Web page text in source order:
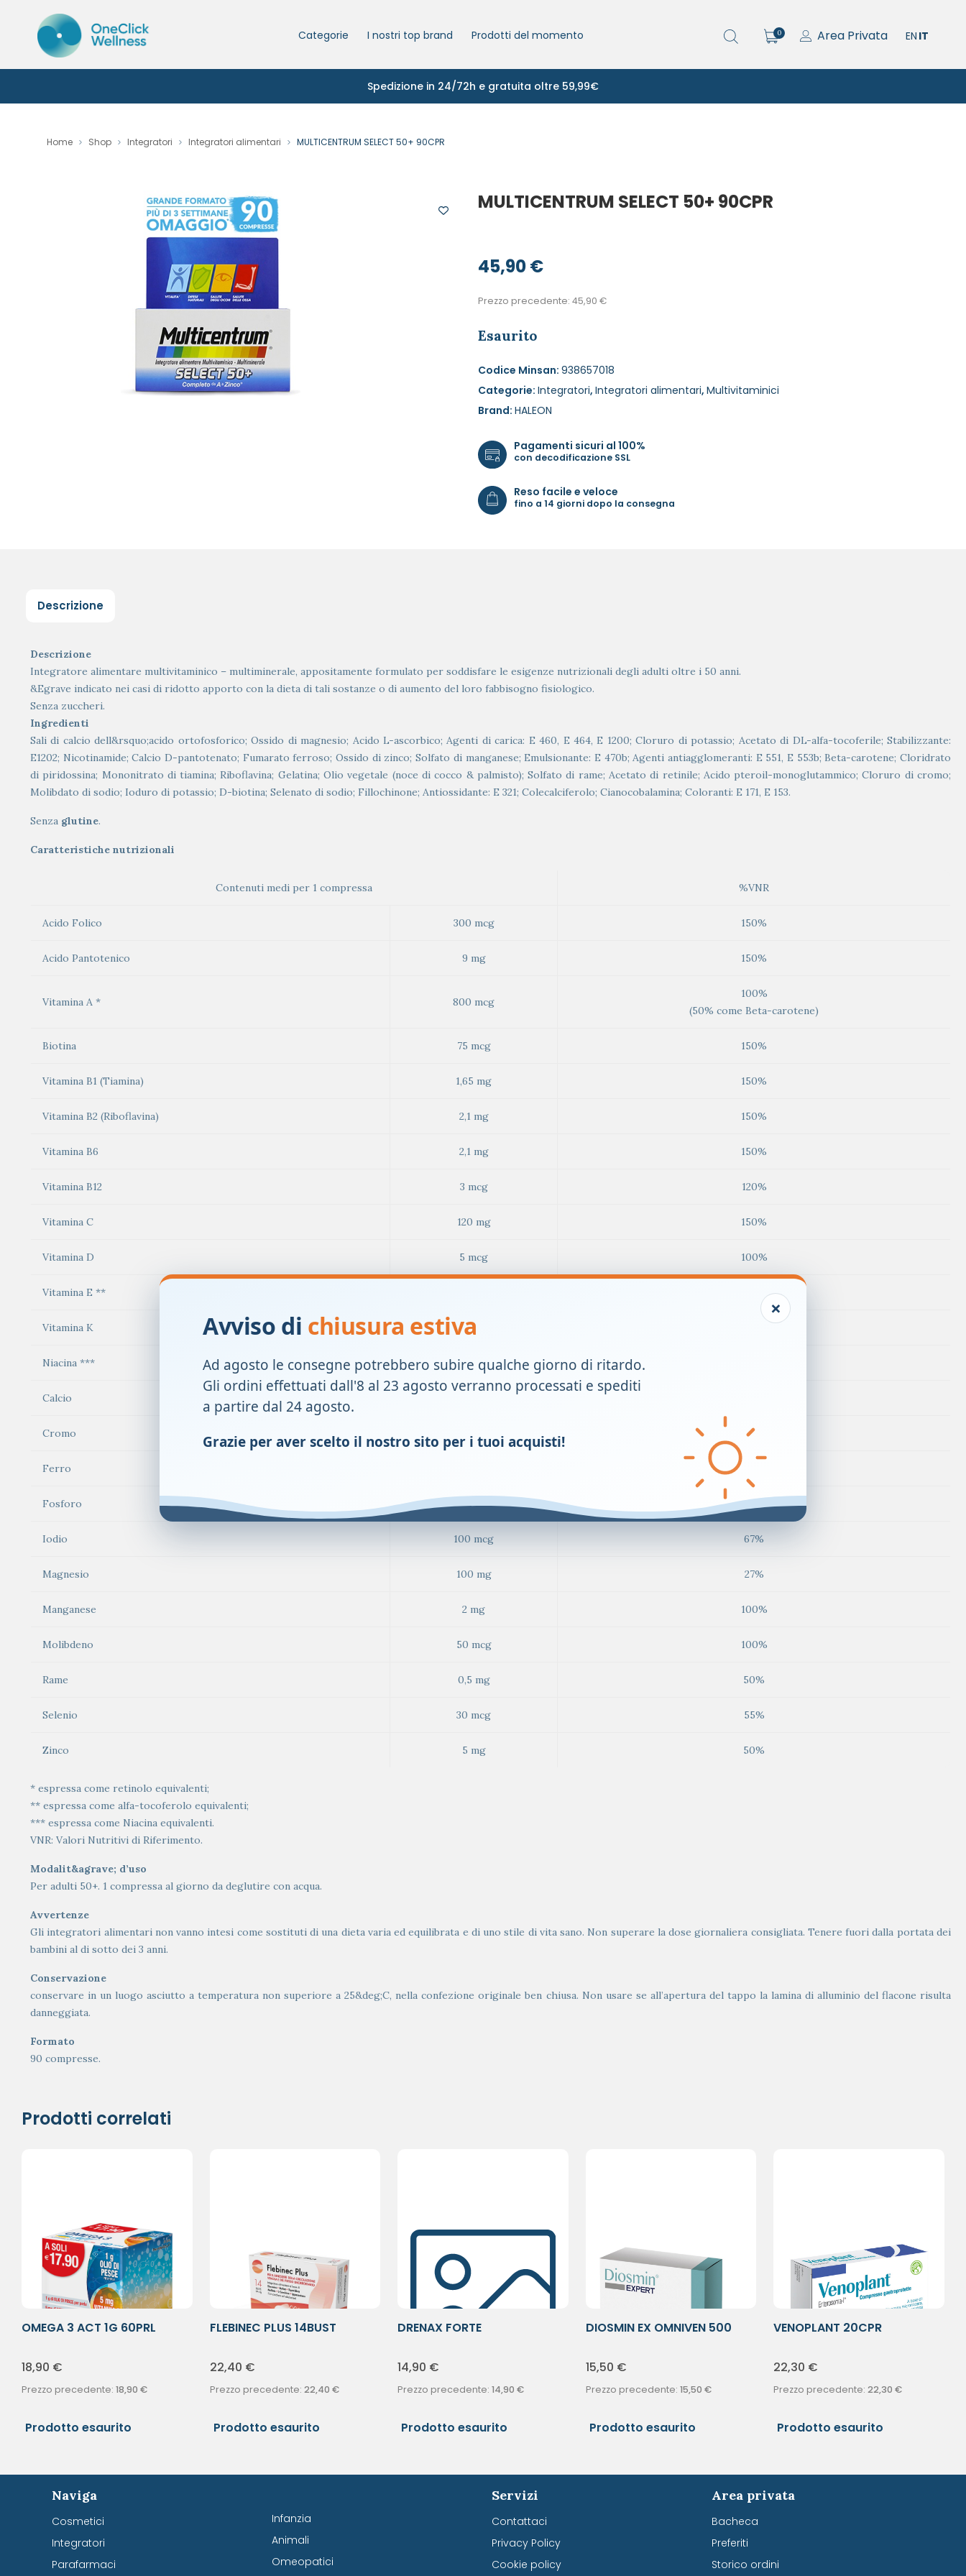
Categorie I nostri top brand Prodotti del momento EN IT
Area Privata
0
Spedizione in 24/72h e gratuita oltre 59,99€
Home Shop Integratori Integratori alimentari MULTICENTRUM SELECT 50+ 90CPR
MULTICENTRUM SELECT 50+ 90CPR
45,90€
Prezzo precedente: 45,90 €
Esaurito
Codice Minsan: 938657018
Categorie: Integratori, Integratori alimentari, Multivitaminici
Brand: HALEON
Pagamenti sicuri al 100%
con decodificazione SSL
Reso facile e veloce
fino a 14 giorni dopo la consegna
Descrizione
Descrizione
Integratore alimentare multivitaminico – multiminerale, appositamente formulato per soddisfare le esigenze nutrizionali degli adulti oltre i 50 anni.
&Egrave indicato nei casi di ridotto apporto con la dieta di tali sostanze o di aumento del loro fabbisogno fisiologico.
Senza zuccheri.
Ingredienti
Sali di calcio dell&rsquo;acido ortofosforico; Ossido di magnesio; Acido L-ascorbico; Agenti di carica: E 460, E 464, E 1200; Cloruro di potassio; Acetato di DL-alfa-tocoferile; Stabilizzante:
E1202; Nicotinamide; Calcio D-pantotenato; Fumarato ferroso; Ossido di zinco; Solfato di manganese; Emulsionante: E 470b; Agenti antiagglomeranti: E 551, E 553b; Beta-carotene; Cloridrato
di piridossina; Mononitrato di tiamina; Riboflavina; Gelatina; Olio vegetale (noce di cocco & palmisto); Solfato di rame; Acetato di retinile; Acido pteroil-monoglutammico; Cloruro di cromo;
Molibdato di sodio; Ioduro di potassio; D-biotina; Selenato di sodio; Fillochinone; Antiossidante: E 321; Colecalciferolo; Cianocobalamina; Coloranti: E 171, E 153.
Senza glutine.
Caratteristiche nutrizionali
Contenuti medi per 1 compressa %VNR
Acido Folico 300 mcg 150%
Acido Pantotenico 9 mg 150%
Vitamina A * 800 mcg
100%
(50% come Beta-carotene)
Biotina 75 mcg 150%
Vitamina B1 (Tiamina) 1,65 mg 150%
Vitamina B2 (Riboflavina) 2,1 mg 150%
Vitamina B6 2,1 mg 150%
Vitamina B12 3 mcg 120%
Vitamina C 120 mg 150%
Vitamina D 5 mcg 100%
Vitamina E **
Vitamina K 30 mcg
Niacina *** 24 mg
Calcio
Cromo 40 mcg 100%
Ferro
Fosforo 125 mg 18%
Iodio 100 mcg 67%
Magnesio 100 mg 27%
Manganese 2 mg 100%
Molibdeno 50 mcg 100%
Rame 0,5 mg 50%
Selenio 30 mcg 55%
Zinco 5 mg 50%
* espressa come retinolo equivalenti;
** espressa come alfa-tocoferolo equivalenti;
*** espressa come Niacina equivalenti.
VNR: Valori Nutritivi di Riferimento.
Modalit&agrave; d’uso
Per adulti 50+. 1 compressa al giorno da deglutire con acqua.
Avvertenze
Gli integratori alimentari non vanno intesi come sostituti di una dieta varia ed equilibrata e di uno stile di vita sano. Non superare la dose giornaliera consigliata. Tenere fuori dalla portata dei
bambini al di sotto dei 3 anni.
Conservazione
conservare in un luogo asciutto a temperatura non superiore a 25&deg;C, nella confezione originale ben chiusa. Non usare se all’apertura del tappo la lamina di alluminio del flacone risulta
danneggiata.
Formato
90 compresse.
Prodotti correlati
OMEGA 3 ACT 1G 60PRL
18,90 €
Prezzo precedente: 18,90 €
Prodotto esaurito
FLEBINEC PLUS 14BUST
22,40 €
Prezzo precedente: 22,40 €
Prodotto esaurito
DRENAX FORTE
14,90 €
Prezzo precedente: 14,90 €
Prodotto esaurito
DIOSMIN EX OMNIVEN 500
15,50 €
Prezzo precedente: 15,50 €
Prodotto esaurito
VENOPLANT 20CPR
22,30 €
Prezzo precedente: 22,30 €
Prodotto esaurito
Naviga
Cosmetici
Integratori
Parafarmaci
Infanzia
Animali
Omeopatici
Servizi
Contattaci
Privacy Policy
Cookie policy
Area privata
Bacheca
Preferiti
Storico ordini
×
Avviso di chiusura estiva
Ad agosto le consegne potrebbero subire qualche giorno di ritardo.
Gli ordini effettuati dall'8 al 23 agosto verranno processati e spediti
a partire dal 24 agosto.
Grazie per aver scelto il nostro sito per i tuoi acquisti!